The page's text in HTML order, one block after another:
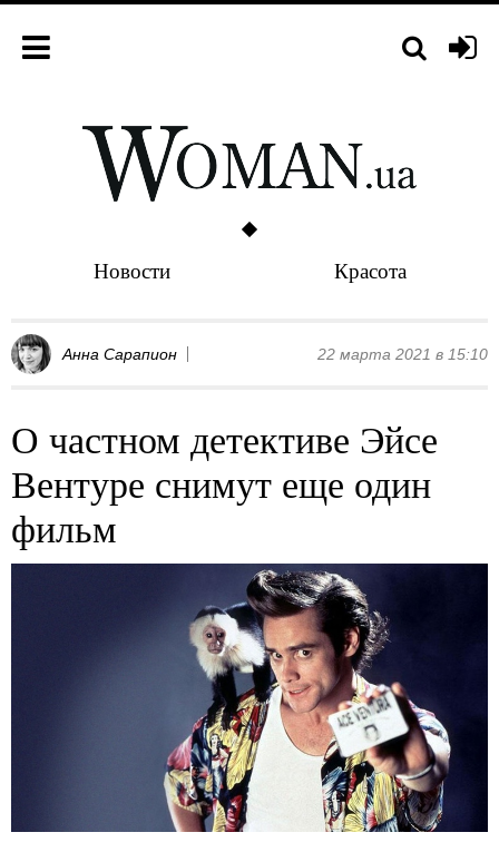
Новости Красота
Анна Сарапион 22 марта 2021 в 15:10
О частном детективе Эйсе
Вентуре снимут еще один
фильм